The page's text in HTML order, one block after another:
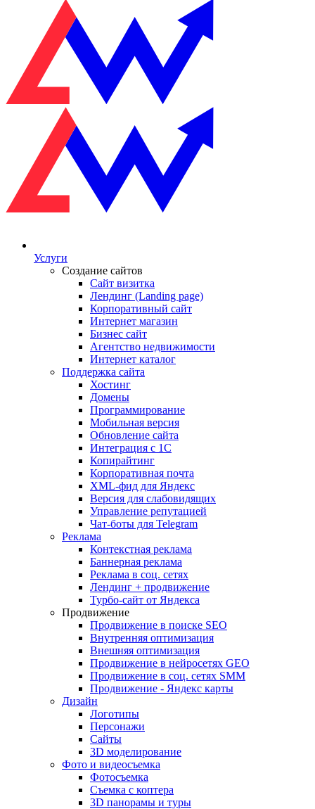
Услуги
Создание сайтов
Сайт визитка
Лендинг (Landing page)
Корпоративный сайт
Интернет магазин
Бизнес сайт
Агентство недвижимости
Интернет каталог
Поддержка сайта
Хостинг
Домены
Программирование
Мобильная версия
Обновление сайта
Интеграция с 1С
Копирайтинг
Корпоративная почта
XML-фид для Яндекс
Версия для слабовидящих
Управление репутацией
Чат-боты для Telegram
Реклама
Контекстная реклама
Баннерная реклама
Реклама в соц. сетях
Лендинг + продвижение
Турбо-сайт от Яндекса
Продвижение
Продвижение в поиске SEO
Внутренняя оптимизация
Внешняя оптимизация
Продвижение в нейросетях GEO
Продвижение в соц. сетях SMM
Продвижение - Яндекс карты
Дизайн
Логотипы
Персонажи
Сайты
3D моделирование
Фото и видеосъемка
Фотосъемка
Съемка с коптера
3D панорамы и туры